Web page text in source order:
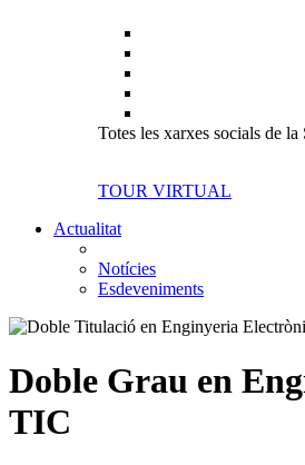
Totes les xarxes socials de
TOUR VIRTUAL
Actualitat
Notícies
Esdeveniments
Doble Grau en
TIC